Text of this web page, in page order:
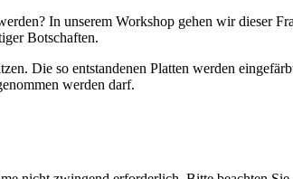
In unserem Workshop gehen wir dieser
Botschaften.
Die so entstandenen Platten werden
werden darf.